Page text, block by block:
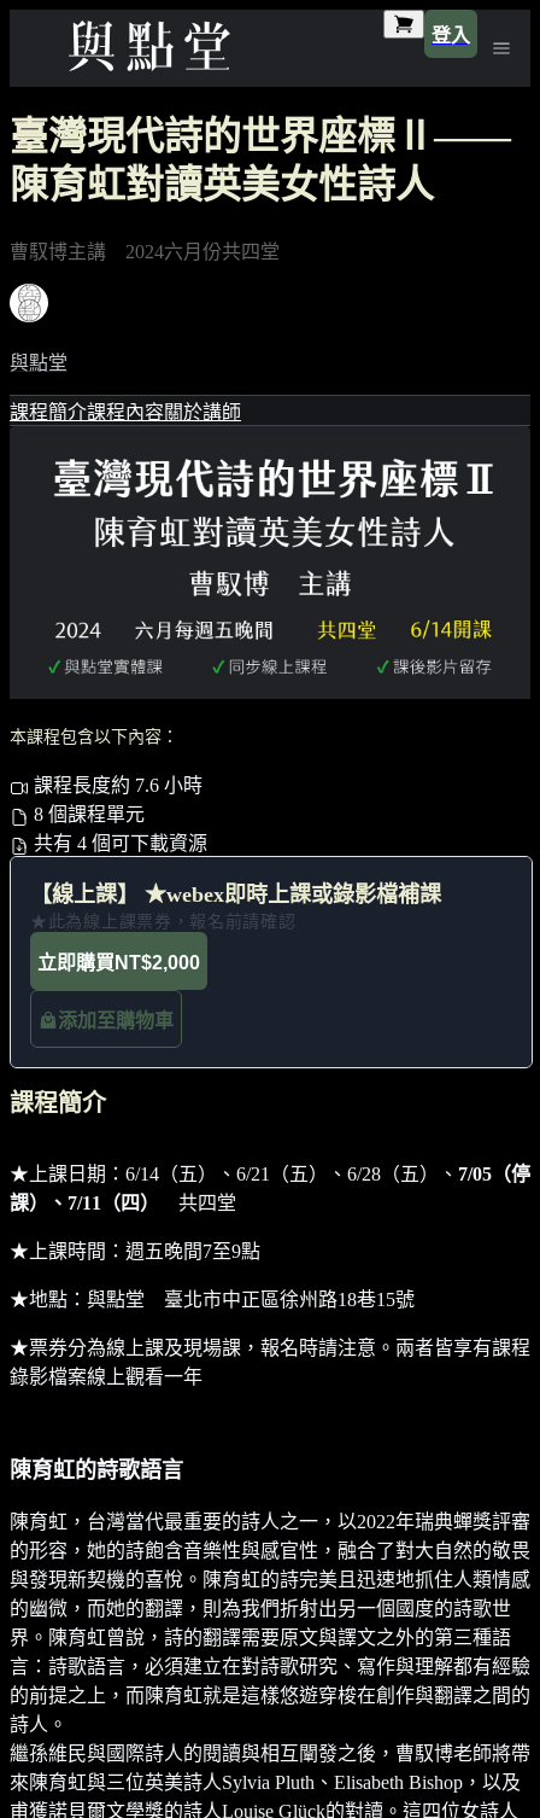
登入
臺灣現代詩的世界座標Ⅱ——
陳育虹對讀英美女性詩人
曹馭博主講 2024六月份共四堂
與點堂
課程簡介課程內容關於講師
本課程包含以下內容：
課程長度約 7.6 小時
8 個課程單元
共有 4 個可下載資源
【線上課】 ★webex即時上課或錄影檔補課
★此為線上課票券，報名前請確認
立即購買 NT$2,000
添加至購物車
課程簡介
★上課日期：6/14（五）、6/21（五）、6/28（五）、 7/05（停
課）、7/11（四）
共四堂
★上課時間：週五晚間7至9點
★地點：與點堂 臺北市中正區徐州路18巷15號
★票券分為線上課及現場課，報名時請注意。兩者皆享有課程
錄影檔案線上觀看一年
陳育虹的詩歌語言
陳育虹，台灣當代最重要的詩人之一，以2022年瑞典蟬獎評審
的形容，她的詩飽含音樂性與感官性，融合了對大自然的敬畏
與發現新契機的喜悅。陳育虹的詩完美且迅速地抓住人類情感
的幽微，而她的翻譯，則為我們折射出另一個國度的詩歌世
界。陳育虹曾說，詩的翻譯需要原文與譯文之外的第三種語
言：詩歌語言，必須建立在對詩歌研究、寫作與理解都有經驗
的前提之上，而陳育虹就是這樣悠遊穿梭在創作與翻譯之間的
詩人。
繼孫維民與國際詩人的閱讀與相互闡發之後，曹馭博老師將帶
來陳育虹與三位英美詩人Sylvia Pluth、Elisabeth Bishop，以及
甫獲諾貝爾文學獎的詩人Louise Glück的對讀。這四位女詩人